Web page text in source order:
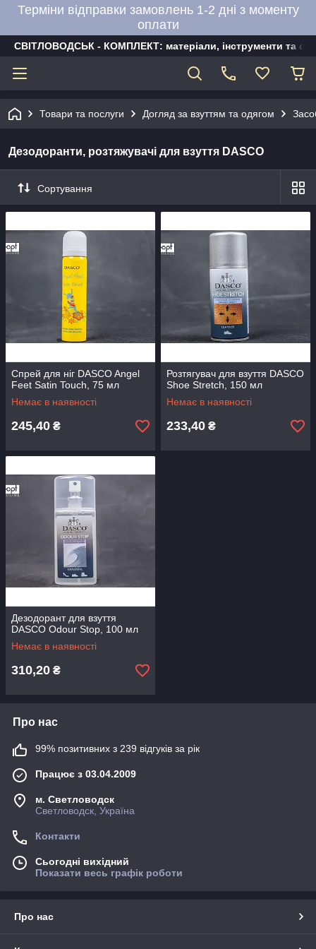
Терміни відправки замовлень 1-2 дні з моменту
оплати
СВІТЛОВОДСЬК - КОМПЛЕКТ: матеріали, інструменти та
Товари та послуги Догляд за взуттям та одягом
Дезодоранти, розтяжувачі для взуття DASCO
Сортування
Спрей для ніг DASCO Angel
Feet Satin Touch, 75 мл
Немає в наявності
245,40 ₴
Розтягувач для взуття DASCO
Shoe Stretch, 150 мл
Немає в наявності
233,40 ₴
Дезодорант для взуття
DASCO Odour Stop, 100 мл
Немає в наявності
310,20 ₴
Про нас
99% позитивних з 239 відгуків за рік
Працює з 03.04.2009
м. Светловодск
Светловодск, Україна
Контакти
Сьогодні вихідний
Показати весь графік роботи
Про нас